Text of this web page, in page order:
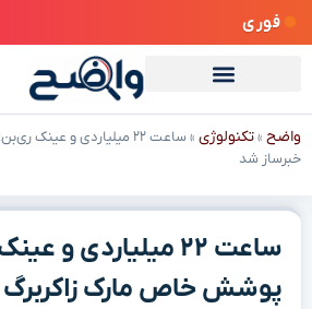
فوری
واضح »تکنولوژی »
ساعت ۲۲ میلیاردی و
خبرساز شد
ساعت ۲۲ میلیاردی و
پوشش خاص مارک